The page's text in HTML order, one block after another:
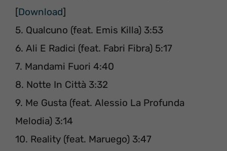
[Download]
5. Qualcuno (feat. Emis Killa) 3:53
6. Ali E Radici (feat. Fabri Fibra) 5:17
7. Mandami Fuori 4:40
8. Notte In Città 3:32
9. Me Gusta (feat. Alessio La Profunda
Melodia) 3:14
10. Reality (feat. Maruego) 3:47